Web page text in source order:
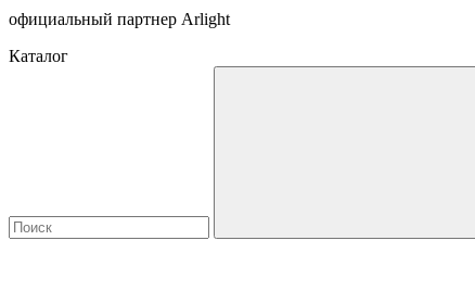
официальный партнер Arlight
Каталог